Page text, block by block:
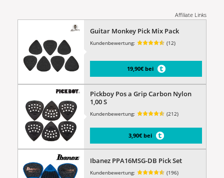
Affiliate Links
Guitar Monkey Pick Mix Pack
Kundenbewertung: (12)
19,90€ bei
Pickboy Pos a Grip Carbon Nylon
1,00 S
Kundenbewertung: (212)
3,90€ bei
Ibanez PPA16MSG-DB Pick Set
Kundenbewertung: (196)